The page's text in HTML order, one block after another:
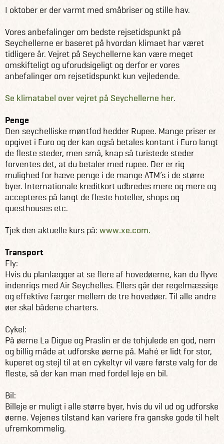
I oktober er der varmt med småbriser og stille hav.
Vores anbefalinger om bedste rejsetidspunkt på
Seychellerne er baseret på hvordan klimaet har været
tidligere år. Vejret på Seychellerne kan være meget
omskifteligt og uforudsigeligt og derfor er vores
anbefalinger om rejsetidspunkt kun vejledende.
Se klimatabel over vejret på Seychellerne her.
Penge
Den seychelliske møntfod hedder Rupee. Mange priser er
opgivet i Euro og der kan også betales kontant i Euro langt
de fleste steder, men små, knap så turistede steder
forventes det, at du betaler med rupee. Der er rig
mulighed for hæve penge i de mange ATM’s i de større
byer. Internationale kreditkort udbredes mere og mere og
accepteres på langt de fleste hoteller, shops og
guesthouses etc.
Tjek den aktuelle kurs på: www.xe.com.
Transport
Fly:
Hvis du planlægger at se flere af hovedøerne, kan du flyve
indenrigs med Air Seychelles. Ellers går der regelmæssige
og effektive færger mellem de tre hovedøer. Til alle andre
øer skal bådene charters.
Cykel:
På øerne La Digue og Praslin er de tohjulede en god, nem
og billig måde at udforske øerne på. Mahé er lidt for stor,
kuperet og stejl til at en cykeltyr vil være første valg for de
fleste, så der kan man med fordel leje en bil.
Bil:
Billeje er muligt i alle større byer, hvis du vil ud og udforske
øerne. Vejenes tilstand kan variere fra ganske gode til helt
ufremkommelig.